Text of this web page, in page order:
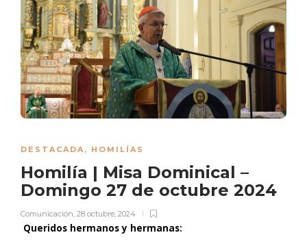
DESTACADA, HOMILÍAS
Homilía | Misa Dominical –
Domingo 27 de octubre 2024
Comunicación, 28 octubre, 2024
Queridos hermanos y hermanas: